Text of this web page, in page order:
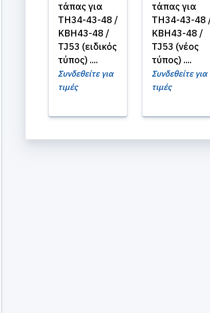
τάπας για
TH34-43-48 /
KBH43-48 /
TJ53 (ειδικός
τύπος) ....
Συνδεθείτε για
τιμές
τάπας για
TH34-43-48
KBH43-48 /
TJ53 (νέος
τύπος) ....
Συνδεθείτε για
τιμές